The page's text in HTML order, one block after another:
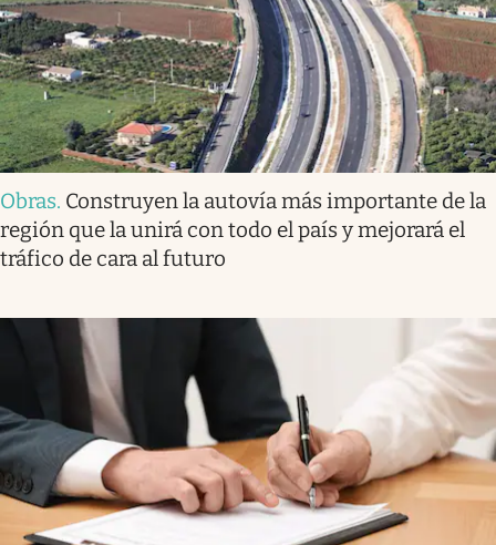
Obras. Construyen la autovía más importante de la
región que la unirá con todo el país y mejorará el
tráfico de cara al futuro